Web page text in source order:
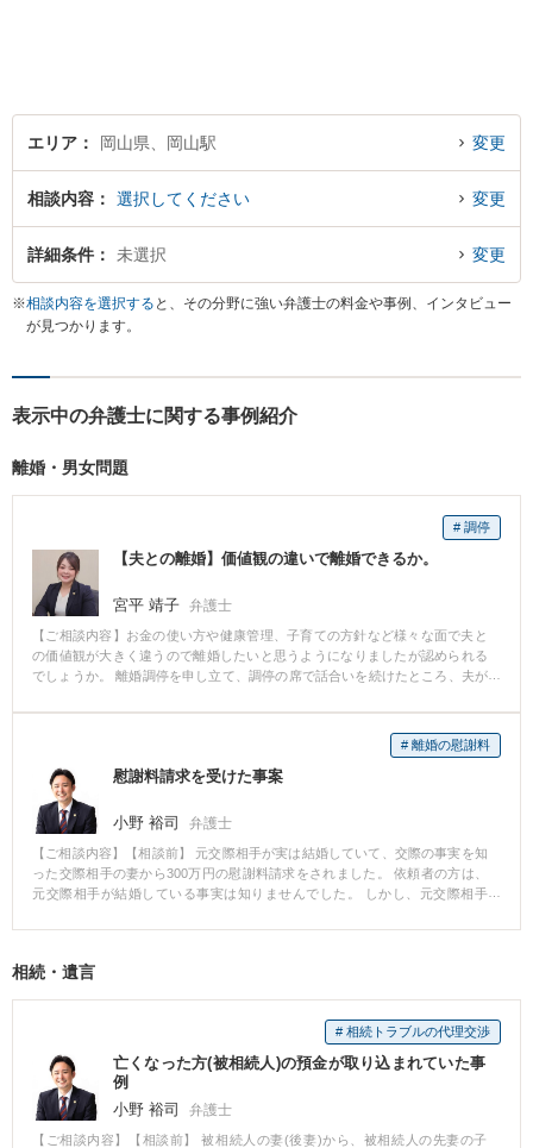
す。
エリア
岡山県、岡山駅 変更
相談内容 選択してください 変更
詳細条件 未選択 変更
※相談内容を選択する と、その分野に強い弁護士の料金や事例、インタビュー
が見つかります。
表示中の弁護士に関する事例紹介
離婚・男女問題
# 調停
【夫との離婚】価値観の違いで離婚できるか。
宮平 靖子 弁護士
【ご相談内容】お金の使い方や健康管理、子育ての方針など様々な面で夫と
の価値観が大きく違うので離婚したいと思うようになりましたが認められる
でしょうか。 離婚調停を申し立て、調停の席で話合いを続けたところ、夫が
したが、弁護士に依頼し、離婚調停を申し立てたことで、離婚の意思が強い
ことが相手方に伝わりました。 依頼者が、相手方と子どもとの面会交流に応
# 離婚の慰謝料
慰謝料請求を受けた事案
小野 裕司 弁護士
【ご相談内容】【相談前】 元交際相手が実は結婚していて、交際の事実を知
った交際相手の妻から300万円の慰謝料請求をされました。 依頼者の方は、
元交際相手が結婚している事実は知りませんでした。 しかし、元交際相手
した。 【相談後】 訴訟の場で、依頼者の方が、結婚の事実についての認識が
は、依頼者の方の日記やLINEのやり取りを証拠として提出しました。 さら
た。 その結果、慰謝料は0との判決が出て、無事解決となりました。
相続・遺言
# 相続トラブルの代理交渉
亡くなった方(被相続人)の預金が取り込まれていた事
例
小野 裕司
弁護士
【ご相談内容】【相談前】 被相続人の妻(後妻)から、被相続人の先妻の子